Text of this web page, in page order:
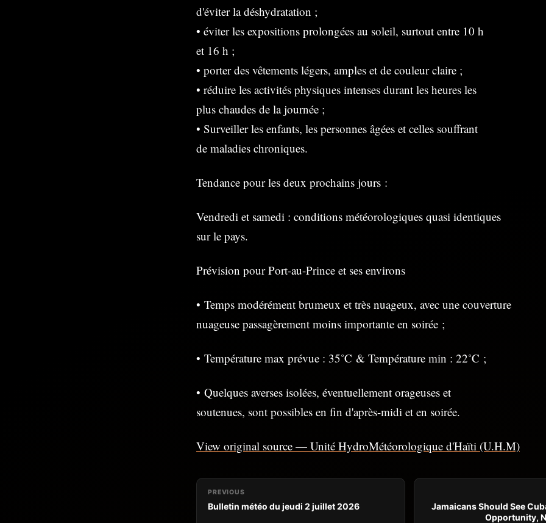
d'éviter la déshydratation ;
• éviter les expositions prolongées au soleil, surtout entre 10 h
et 16 h ;
• porter des vêtements légers, amples et de couleur claire ;
• réduire les activités physiques intenses durant les heures les
plus chaudes de la journée ;
• Surveiller les enfants, les personnes âgées et celles souffrant
de maladies chroniques.
Tendance pour les deux prochains jours :
Vendredi et samedi : conditions météorologiques quasi identiques
sur le pays.
Prévision pour Port-au-Prince et ses environs
• Temps modérément brumeux et très nuageux, avec une couverture
nuageuse passagèrement moins importante en soirée ;
• Température max prévue : 35˚C & Température min : 22˚C ;
• Quelques averses isolées, éventuellement orageuses et
soutenues, sont possibles en fin d'après-midi et en soirée.
View original source — Unité HydroMétéorologique d'Haïti (U.H.M)
PREVIOUS
Bulletin météo du jeudi 2 juillet 2026
Jamaicans Should See
Opportunity,